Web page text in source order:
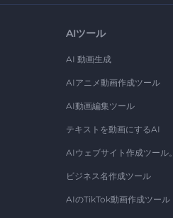
AIツール
AI 動画生成
AIアニメ動画作成ツール
AI動画編集ツール
テキストを動画にするAI
AIウェブサイト作成ツール。
ビジネス名作成ツール
AIのTikTok動画作成ツール